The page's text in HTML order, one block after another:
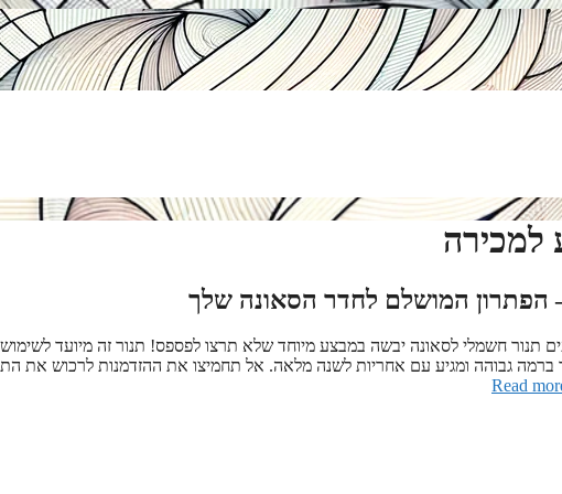
למכירה
הפתרון המושלם לחדר הסאונה שלך
תנור חשמלי לסאונה יבשה במבצע מיוחד שלא תרצו לפספס! תנור זה מיועד לשימוש
ברמה גבוהה ומגיע עם אחריות לשנה מלאה. אל תחמיצו את ההזדמנות לרכוש את
Read